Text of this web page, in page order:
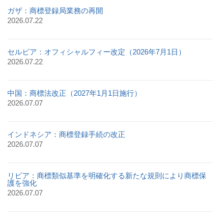
ガザ：商標登録局業務の再開
2026.07.22
セルビア：オフィシャルフィー改定（2026年7月1日）
2026.07.22
中国：商標法改正（2027年1月1日施行）
2026.07.07
インドネシア：商標登録手続の改正
2026.07.07
リビア：商標類似基準を明確化する新たな規則により商標保
護を強化
2026.07.07